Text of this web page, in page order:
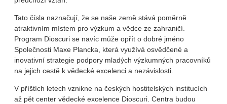
Tato čísla naznačují, že se naše země stává poměrně
atraktivním místem pro výzkum a vědce ze zahraničí.
Program Dioscuri se navíc může opřít o dobré jméno
Společnosti Maxe Plancka, která využívá osvědčené a
inovativní strategie podpory mladých výzkumných pracovníků
na jejich cestě k vědecké excelenci a nezávislosti.
V příštích letech vznikne na českých hostitelských institucích
až pět center vědecké excelence Dioscuri. Centra budou